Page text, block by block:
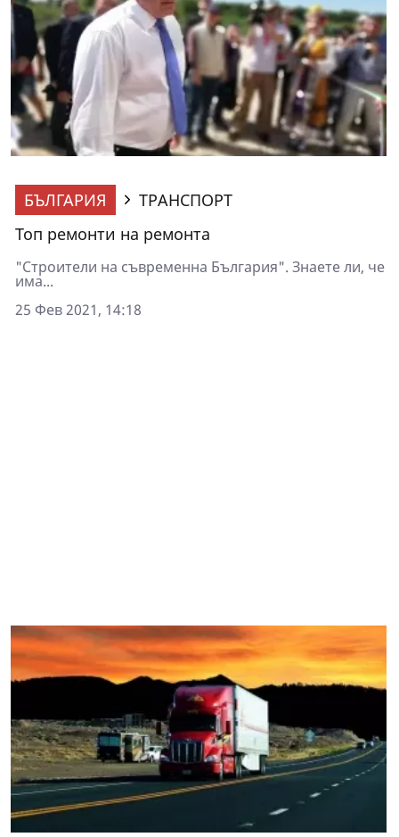
БЪЛГАРИЯ
ТРАНСПОРТ
Топ ремонти на ремонта
"Строители на съвременна България". Знаете ли, че
има...
25 Фев 2021, 14:18